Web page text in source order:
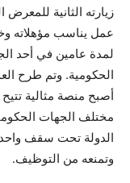
زيارته الثانية
عمل يناسب مؤهلاته
لمدة عامين في أحد
الحكومية. وتم طرح
أصبح منصة مثالية
مختلف الجهات
الدولة تحت سقف
وتمنعه ​​من التوظيف.